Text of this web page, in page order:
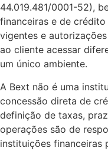
44.019.481/0001-52),
financeiras e de
vigentes e
ao cliente acessar
um único ambiente.
A Bext não é uma
concessão direta de
definição de taxas,
operações são de
instituições financeiras